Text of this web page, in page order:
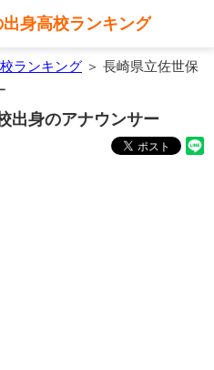
身高校ランキング
ランキング ＞ 長崎県立佐世保
出身のアナウンサー